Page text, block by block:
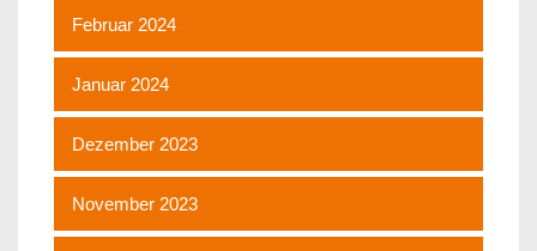
Februar 2024
Januar 2024
Dezember 2023
November 2023